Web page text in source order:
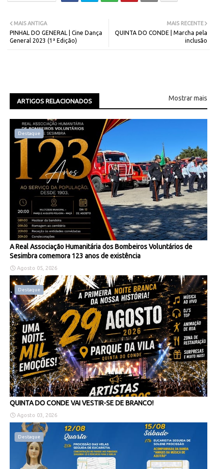
MAIS RECENTE
QUINTA DO CONDE | Marcha pela
inclusão
MAIS ANTIGA
PINHAL DO GENERAL | Cine Dança
General 2023 (1ª Edição)
ARTIGOS RELACIONADOS Mostrar mais
Destaque
A Real Associação Humanitária dos Bombeiros Voluntários de
Sesimbra comemora 123 anos de existência
Agosto 05, 2026
Destaque
QUINTA DO CONDE VAI VESTIR-SE DE BRANCO!
Agosto 03, 2026
Destaque